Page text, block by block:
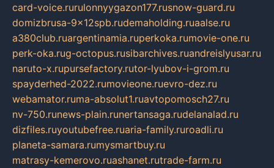
card-voice.rurulonnyygazon177.rusnow-guard.ru
domizbrusa-9x12spb.rudemaholding.ruaalse.ru
a380club.ruargentinamia.ruperkoka.rumovie-one.ru
perk-oka.rug-octopus.rusibarchives.ruandreislyusar.ru
naruto-x.rupursefactory.rutor-lyubov-i-grom.ru
spayderhed-2022.rumovieone.ruevro-dez.ru
webamator.ruma-absolut1.ruavtopomosch27.ru
nv-750.runews-plain.runertansaga.rudelanalad.ru
dizfiles.ruyoutubefree.ruaria-family.ruroadli.ru
planeta-samara.rumysmartbuy.ru
matrasy-kemerovo.ruashanet.rutrade-farm.ru